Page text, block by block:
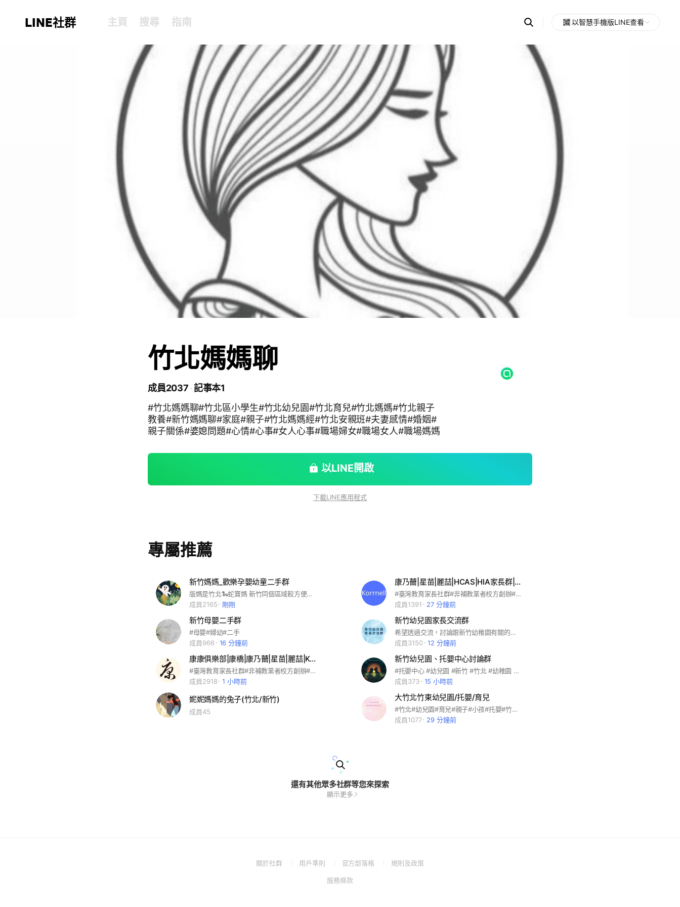
LINE社群 主頁 搜尋 指南 Search
OpenChats
messages
search
area
以智慧手機版LINE查看
竹北媽媽聊
成員2037 記事本1
#竹北媽媽聊#竹北區小學生#竹北幼兒園#竹北育兒#竹北媽媽#竹北親子
教養#新竹媽媽聊#家庭#親子#竹北媽媽經#竹北安親班#夫妻感情#婚姻#
親子關係#婆媳問題#心情#心事#女人心事#職場婦女#職場女人#職場媽媽
以LINE開啟
下載LINE應用程式
專屬推薦
新竹媽媽_歡樂孕嬰幼童二手群
版媽是竹北🐍蛇寶媽 新竹同個區域較方便面交寄櫃 🫶🏻 努力新增人中～歡迎大家邀請大家 歡迎新竹地區的地方媽媽來交流沒用到的育嬰用品👏 當然也可以溝通好後開立賣場連結唷🔗 禁廠商店家 #新竹#竹北#竹東#芎林#橫山#關西#寶山#南寮#香山#湖口#孕婦#嬰兒#幼童#二手#面交#寄櫃
成員2165
剛剛
康乃薾|星苗|麗喆|HCAS|HIA家長群|竹科|中科|新竹|竹北|台中|私立|國際學校
#臺灣教育家長社群#非補教業者校方創辦#Korrnell#康乃薾雙語中小學#星苗國際教育#新竹縣康乃薾美國學校#縣政校區#高鐵校區#康乃薾麗喆雙語中小學#麗喆幼兒園#課後美語#幼兒部#幼兒園#HCAS#國際學校#台灣國際學校#康乃薾#星苗#麗喆#外師#全美#雙語#FET
成員1391
27 分鐘前
新竹母嬰二手群
#母嬰#婦幼#二手
成員966
16 分鐘前
新竹幼兒園家長交流群
希望透過交流，討論跟新竹幼稚園有關的資訊，以及大家遇到的一些難題與孩子的發展狀況，及學習不同的照顧與教養方式
成員3150
12 分鐘前
康康俱樂部|康橋|康乃薾|星苗|麗喆|KCIS|HCAS|台灣雙語、全美外僑、美國國際學校、竹科竹北
#臺灣教育家長社群#非補教業者校方創辦#訊息量大慎入#康橋#康乃薾#星苗#麗喆#國際學校#KCIS#雙語部#國際部#全台灣#私校私幼私小私中#私立#高鐵#縣政#新竹#林口#秀崗#青山#康軒#內湖#康乃爾#康橋幼兒園#康橋國際部#康橋升學班#新竹縣康乃薾美國學校#康乃薾麗喆雙語中小學#Ritz#HCAS#KCISHC#KCISL#KCISXG#康橋幼幼#星星#苗苗#星苗幼兒園#星苗幼幼#preK#pre-K#K-12#新竹縣私立康幼康小康中#資優小一新生家長#新竹市私立幼小#竹北#私立#KCIS國際學校雙語學校#全國全台台灣實驗實中實小幼兒園#康橋二手書#康乃薾二手書#台北#新北#台中#新竹市#台積電#聯發科#tsmc#MTK#AZ#豬屎屋#半導體#IC#AI#SOC#designer#台積#聯詠#群聯#瑞昱#硬體#電子電路#電機#HIA #Korrnell international school
成員2918
1 小時前
新竹幼兒園、托嬰中心討論群
#托嬰中心 #幼兒園 #新竹 #竹北 #幼稚園 #保姆 #八卦 #爆料 #靠北
成員373
15 小時前
妮妮媽媽的兔子(竹北/新竹)
成員45
大竹北竹東幼兒園/托嬰/育兒
#竹北#幼兒園#育兒#親子#小孩#托嬰#竹東#新埔#幼兒#教育#穹林#新竹
成員1077
29 分鐘前
還有其他眾多社群等您來探索
顯示更多
關於社群
(Open用戶準則
(Open
a
官方部落格
(Open規則及政策(Open
服務條款(Open